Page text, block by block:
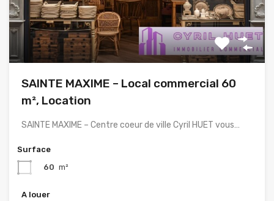
SAINTE MAXIME – Local commercial 60
m², Location
SAINTE MAXIME – Centre coeur de ville Cyril HUET vous…
Surface
60 m²
A louer